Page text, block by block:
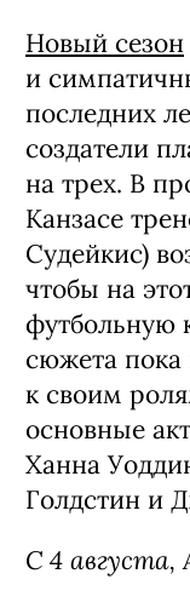
Новый сезон
и
последних
создатели
на трех. В
Канзасе
Судейкис)
чтобы на
футбольную
сюжета пока
к своим
основные
Ханна
Голдстин и
С 4 августа,